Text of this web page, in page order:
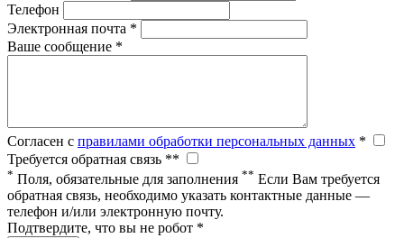
Телефон
Электронная почта *
Ваше сообщение *
Согласен с правилами обработки персональных данных *
Требуется обратная связь **
* Поля, обязательные для заполнения ** Если Вам требуется
обратная связь, необходимо указать контактные данные —
телефон и/или электронную почту.
Подтвердите, что вы не робот *